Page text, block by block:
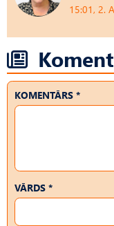
15:01, 2.
KOMENTĀRS *
VĀRDS *